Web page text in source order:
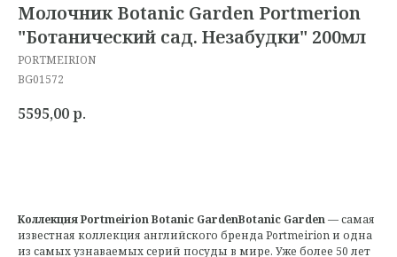
Молочник Botanic Garden Portmerion
"Ботанический сад. Незабудки" 200мл
PORTMEIRION
BG01572
5595,00р.
Коллекция Portmeirion Botanic GardenBotanic Garden— самая
известная коллекция английского бренда Portmeirion и одна
из самых узнаваемых серий посуды в мире. Уже более 50 лет